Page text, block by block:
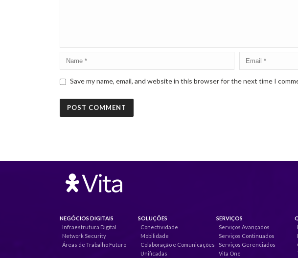
Save my name, email, and website in this browser for the next time I
NEGÓCIOS DIGITAIS
Infraestrutura Digital
Network Security
Áreas de Trabalho Futuro
SOLUÇÕES
Conectividade
Mobilidade
Colaboração e Comunicações
Unificadas
SERVIÇOS
Serviços Avançados
Serviços Continuados
Serviços Gerenciados
Vita One